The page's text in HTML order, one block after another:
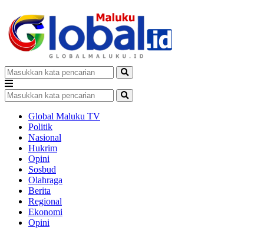
Global Maluku TV
Politik
Nasional
Hukrim
Opini
Sosbud
Olahraga
Berita
Regional
Ekonomi
Opini